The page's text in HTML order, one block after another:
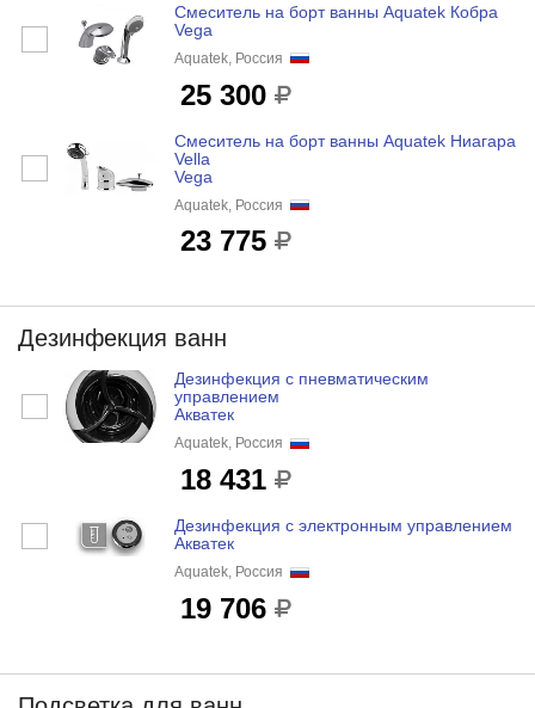
Смеситель на борт ванны Aquatek Кобра
Vega
Aquatek, Россия
25 300
Смеситель на борт ванны Aquatek Ниагара
Vella
Vega
Aquatek, Россия
23 775
Дезинфекция ванн
Дезинфекция с пневматическим
управлением
Акватек
Aquatek, Россия
18 431
Дезинфекция с электронным управлением
Акватек
Aquatek, Россия
19 706